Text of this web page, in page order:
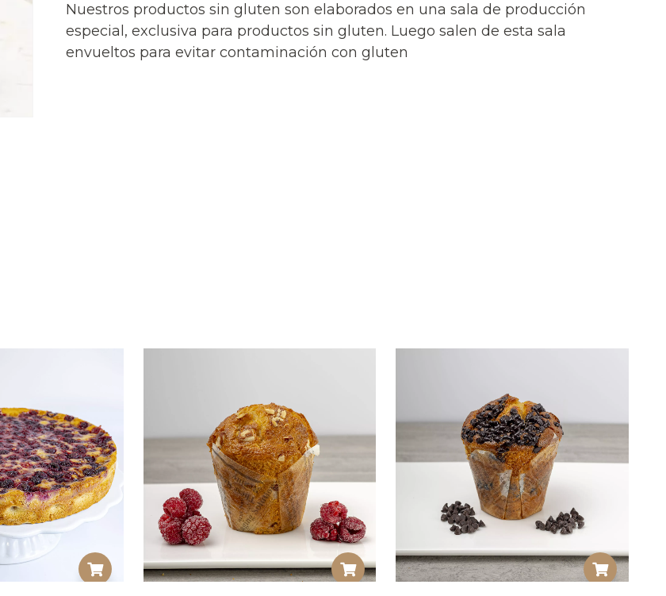
Nuestros productos sin gluten son elaborados en una sala de producción
especial, exclusiva para productos sin gluten. Luego salen de esta sala
envueltos para evitar contaminación con gluten